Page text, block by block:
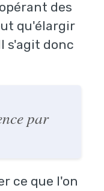
des
qu'élargir
s'agit donc
par
ce que l'on